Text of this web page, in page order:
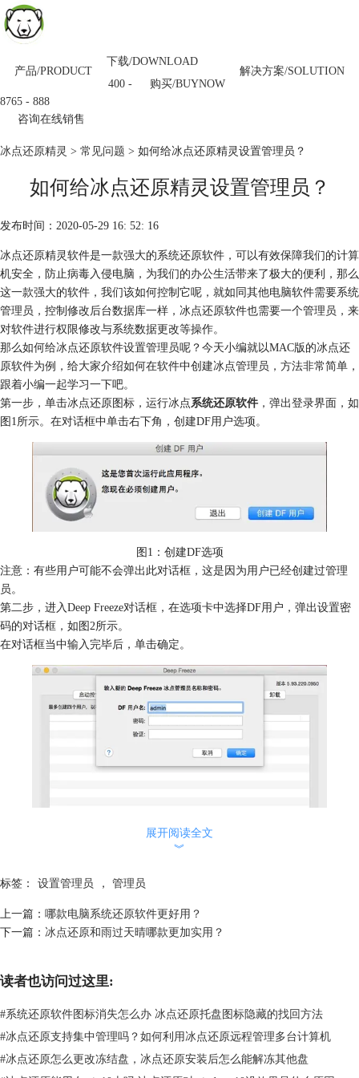
产品/PRODUCT 解决方案/SOLUTION
下载/DOWNLOAD
购买/BUYNOW
400 -
8765 - 888
咨询在线销售
冰点还原精灵 > 常见问题 > 如何给冰点还原精灵设置管理员？
如何给冰点还原精灵设置管理员？
发布时间：2020-05-29 16: 52: 16
冰点还原精灵软件是一款强大的系统还原软件，可以有效保障我们的计算
机安全，防止病毒入侵电脑，为我们的办公生活带来了极大的便利，那么
这一款强大的软件，我们该如何控制它呢，就如同其他电脑软件需要系统
管理员，控制修改后台数据库一样，冰点还原软件也需要一个管理员，来
对软件进行权限修改与系统数据更改等操作。
那么如何给冰点还原软件设置管理员呢？今天小编就以MAC版的冰点还
原软件为例，给大家介绍如何在软件中创建冰点管理员，方法非常简单，
跟着小编一起学习一下吧。
第一步，单击冰点还原图标，运行冰点系统还原软件，弹出登录界面，如
图1所示。在对话框中单击右下角，创建DF用户选项。
图1：创建DF选项
注意：有些用户可能不会弹出此对话框，这是因为用户已经创建过管理
员。
第二步，进入Deep Freeze对话框，在选项卡中选择DF用户，弹出设置密
码的对话框，如图2所示。
在对话框当中输入完毕后，单击确定。
注意：DF用户名和密码可以根据用户的需要，自行设置即可，但值得注
意的是，管理员在软件中进行更改操作时，很多地方都需要输此密码，需
重新安装冰点还原。所以管理员在这里设置的密码尤为重要，一定要牢记
哦。
第三步，确定后管理员创建完毕，如图3所示，用户名为admin,且在用户
名后面显示管理员字样，单击右下角的应用即可。
展开阅读全文
︾
标签： 设置管理员 ， 管理员
上一篇： 哪款电脑系统还原软件更好用？
下一篇： 冰点还原和雨过天晴哪款更加实用？
读者也访问过这里:
#系统还原软件图标消失怎么办 冰点还原托盘图标隐藏的找回方法
#冰点还原支持集中管理吗？如何利用冰点还原远程管理多台计算机
#冰点还原怎么更改冻结盘，冰点还原安装后怎么能解冻其他盘